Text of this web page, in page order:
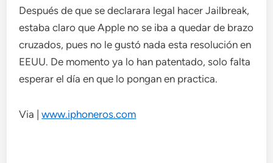
Después de que se declarara legal hacer Jailbreak,
estaba claro que Apple no se iba a quedar de brazo
cruzados, pues no le gustó nada esta resolución en
EEUU. De momento ya lo han patentado, solo falta
esperar el día en que lo pongan en practica.
Via |www.iphoneros.com